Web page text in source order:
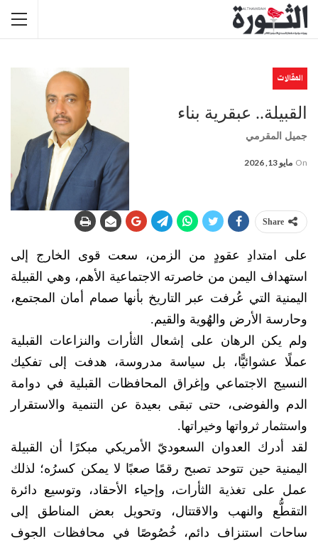
المقالات
القبيلة.. عبقرية بناء
جميل المقرمي
On مايو 13, 2026
Share
على امتدادِ عقودٍ من الزمن، سعت قوى الخارج إلى
استهداف اليمن من خاصرته الاجتماعية الأهم، وهي القبيلة
اليمنية التي عُرفت عبر التاريخ بأنها صمام أمان المجتمع،
وحارسة الأرض والهُوية والقيم.
ولم يكن الرهان على إشعال الثأرات والنزاعات القبلية
عملًا عشوائيًّا، بل سياسة مدروسة، هدفت إلى تفكيك
النسيج الاجتماعي وإغراق المحافظات القبلية في دوامة
الدم والفوضى، حتى تبقى بعيدة عن التنمية والاستقرار
واستثمار ثرواتها وخيراتها.
لقد أدرك العدوان السعوديّ الأمريكي مبكرًا أن القبيلة
اليمنية حين تتوحد تصبح رقمًا صعبًا لا يمكن كسرُه؛ لذلك
عمل على تغذية الثأرات، وإحياء الأحقاد، وتوسيع دائرة
التقطُّع والنهب والاقتتال، وتحويل بعض المناطق إلى
ساحات استنزاف دائم، خُصُوصًا في محافظات الجوف